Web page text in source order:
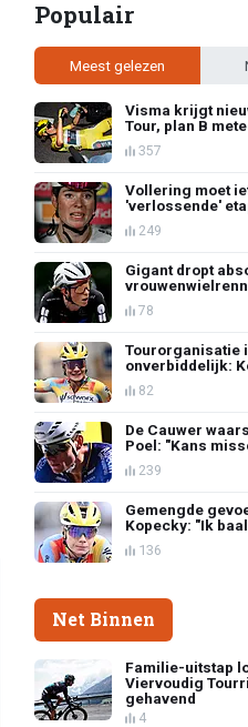
Populair
Meest gelezen
Visma krijgt
Tour, plan B
357
Vollering moet
'verlossende'
249
Gigant dropt
78
Tourorganisatie
onverbiddelijk:
82
De Cauwer
Poel: "Kans
239
Gemengde
Kopecky: "Ik
136
Net Binnen
Familie-uitstap
Viervoudig
gehavend
4